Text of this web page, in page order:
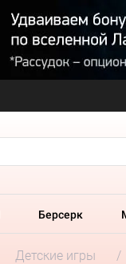
Берсерк
Детские игры